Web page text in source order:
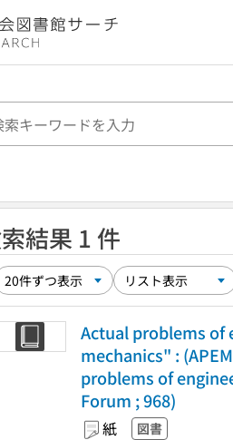
結果 1 件
Actual problems of
mechanics" :
problems of
Forum ; 968)
紙 図書